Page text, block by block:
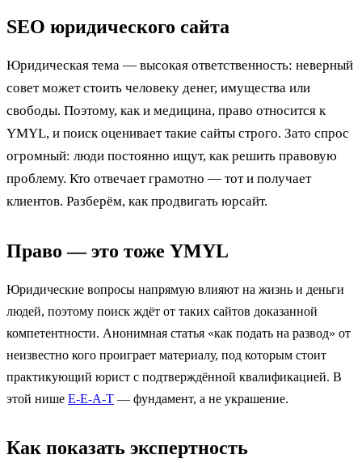
SEO юридического сайта
Юридическая тема — высокая ответственность: неверный
совет может стоить человеку денег, имущества или
свободы. Поэтому, как и медицина, право относится к
YMYL, и поиск оценивает такие сайты строго. Зато спрос
огромный: люди постоянно ищут, как решить правовую
проблему. Кто отвечает грамотно — тот и получает
клиентов. Разберём, как продвигать юрсайт.
Право — это тоже YMYL
Юридические вопросы напрямую влияют на жизнь и деньги
людей, поэтому поиск ждёт от таких сайтов доказанной
компетентности. Анонимная статья «как подать на развод» от
неизвестно кого проиграет материалу, под которым стоит
практикующий юрист с подтверждённой квалификацией. В
этой нише E-E-A-T — фундамент, а не украшение.
Как показать экспертность